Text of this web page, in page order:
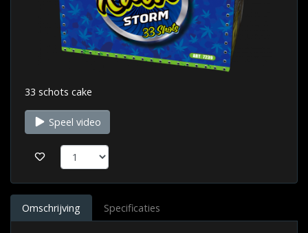
33 schots cake
Speel video
Omschrijving Specificaties